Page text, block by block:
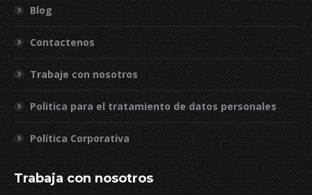
Blog
Contactenos
Trabaje con nosotros
Politica para el tratamiento de datos personales
Política Corporativa
Trabaja con nosotros